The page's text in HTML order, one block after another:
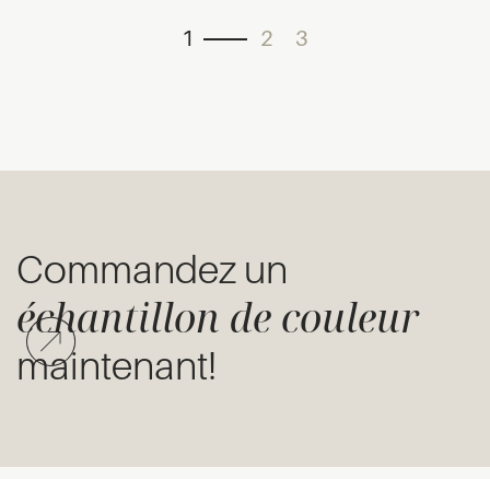
1 2 3
Commandez un
échantillon de couleur
maintenant!